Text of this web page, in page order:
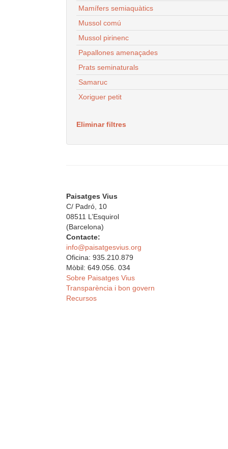
Mamífers semiaquàtics
Mussol comú
Mussol pirinenc
Papallones amenaçades
Prats seminaturals
Samaruc
Xoriguer petit
Eliminar filtres
Paisatges Vius
C/ Padró, 10
08511 L’Esquirol
(Barcelona)
Contacte:
info@paisatgesvius.org
Oficina: 935.210.879
Mòbil: 649.056. 034
Sobre Paisatges Vius
Transparència i bon govern
Recursos